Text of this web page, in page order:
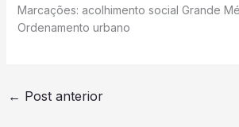
Marcações: acolhimento social Grande
Ordenamento urbano
← Post anterior